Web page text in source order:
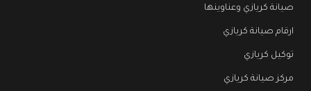
صيانة كريازي وعناوينها
ارقام صيانة كريازي
توكيل كريازي
مركز صيانة كريازي